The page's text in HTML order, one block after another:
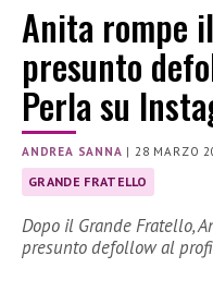
Anita rompe
presunto
Perla su
ANDREA SANNA |28 MARZO
GRANDE FRATELLO
Dopo il Grande Fratello,
presunto defollow al